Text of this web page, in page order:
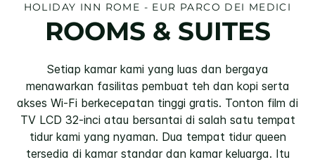
HOLIDAY INN ROME - EUR PARCO DEI MEDICI
ROOMS & SUITES
Setiap kamar kami yang luas dan bergaya
menawarkan fasilitas pembuat teh dan kopi serta
akses Wi-Fi berkecepatan tinggi gratis. Tonton film di
TV LCD 32-inci atau bersantai di salah satu tempat
tidur kami yang nyaman. Dua tempat tidur queen
tersedia di kamar standar dan kamar keluarga. Itu